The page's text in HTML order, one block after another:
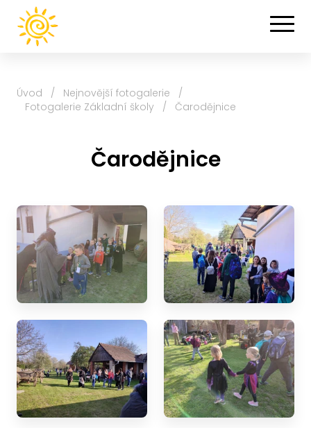
Úvod / Nejnovější fotogalerie
/
Fotogalerie Základní školy
/ Čarodějnice
Čarodějnice